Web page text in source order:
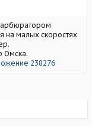
на малых скоростях
Омска.
238276